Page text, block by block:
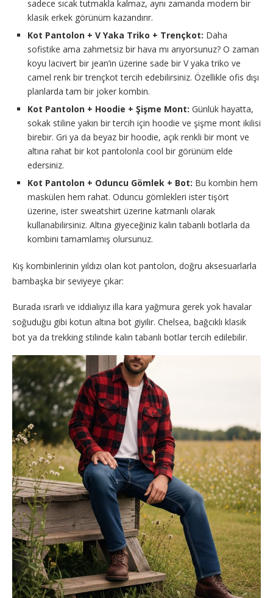
sadece sıcak tutmakla kalmaz, aynı zamanda modern bir
klasik erkek görünüm kazandırır.
Kot Pantolon + V Yaka Triko + Trençkot: Daha
sofistike ama zahmetsiz bir hava mı arıyorsunuz? O zaman
koyu lacivert bir jean’in üzerine sade bir V yaka triko ve
camel renk bir trençkot tercih edebilirsiniz. Özellikle ofis dışı
planlarda tam bir joker kombin.
Kot Pantolon + Hoodie + Şişme Mont: Günlük hayatta,
sokak stiline yakın bir tercih için hoodie ve şişme mont ikilisi
birebir. Gri ya da beyaz bir hoodie, açık renkli bir mont ve
altına rahat bir kot pantolonla cool bir görünüm elde
edersiniz.
Kot Pantolon + Oduncu Gömlek + Bot: Bu kombin hem
maskülen hem rahat. Oduncu gömlekleri ister tişört
üzerine, ister sweatshirt üzerine katmanlı olarak
kullanabilirsiniz. Altına giyeceğiniz kalın tabanlı botlarla da
kombini tamamlamış olursunuz.
Kış kombinlerinin yıldızı olan kot pantolon, doğru aksesuarlarla
bambaşka bir seviyeye çıkar:
Burada ısrarlı ve iddialıyız illa kara yağmura gerek yok havalar
soğuduğu gibi kotun altına bot giyilir. Chelsea, bağcıklı klasik
bot ya da trekking stilinde kalın tabanlı botlar tercih edilebilir.